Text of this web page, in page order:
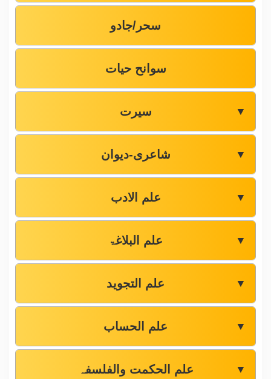
سحر/جادو
سوانح حیات
سیرت ▼
شاعری-دیوان ▼
علم الادب ▼
علم البلاغۃ ▼
علم التجوید ▼
علم الحساب ▼
علم الحکمت والفلسفہ ▼